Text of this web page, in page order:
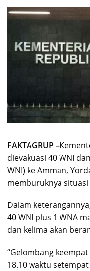
FAKTAGRUP –
dievakuasi 40 WNI
WNI) ke Amman,
memburuknya
Dalam
40 WNI plus 1 WNA
dan kelima akan
“Gelombang
18.10 waktu